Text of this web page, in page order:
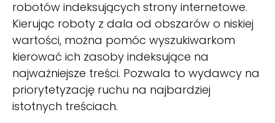
robotów indeksujących strony internetowe.
Kierując roboty z dala od obszarów o niskiej
wartości, można pomóc wyszukiwarkom
kierować ich zasoby indeksujące na
najważniejsze treści. Pozwala to wydawcy na
priorytetyzację ruchu na najbardziej
istotnych treściach.